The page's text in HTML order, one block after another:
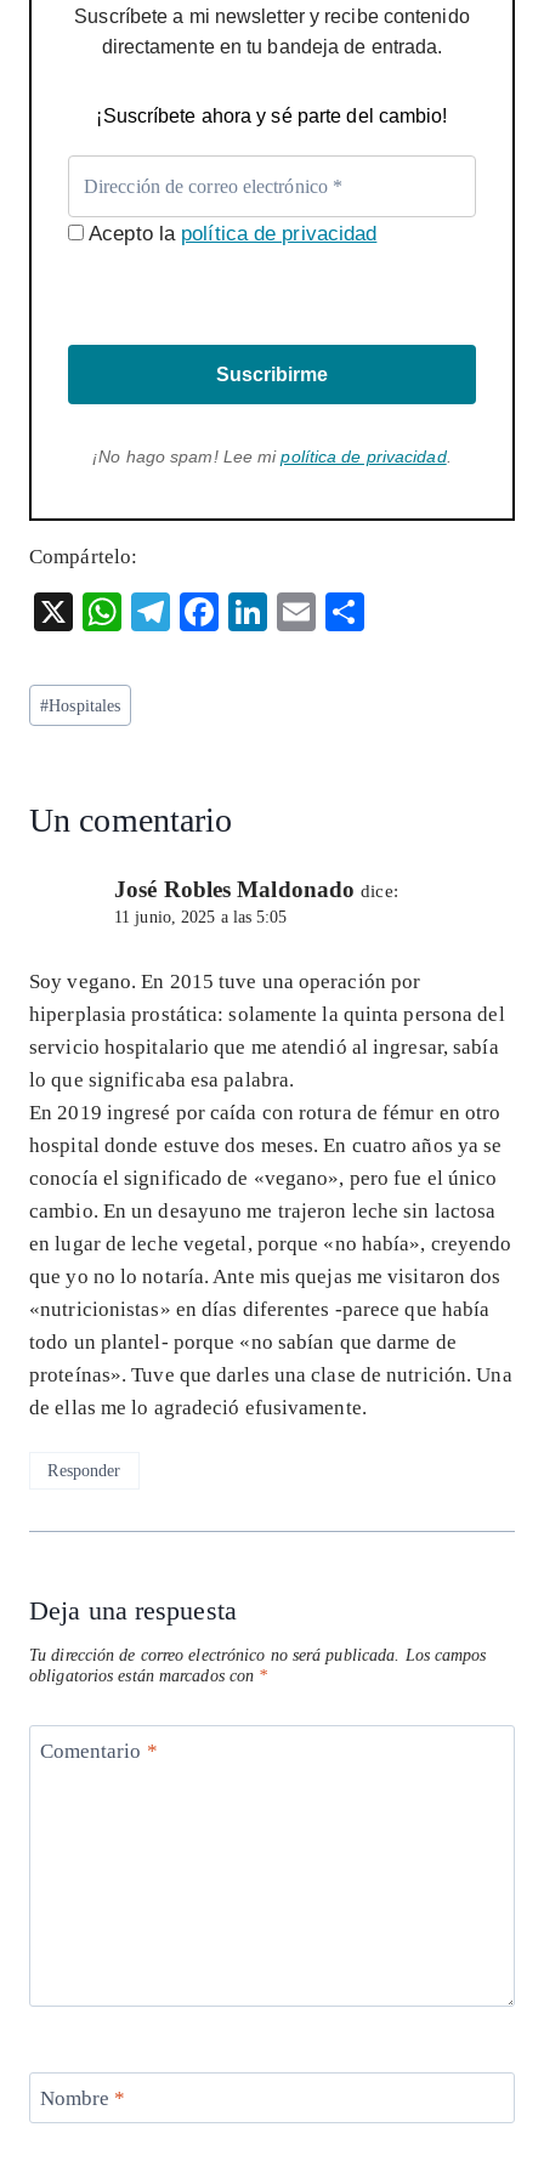
Suscríbete a mi newsletter y recibe contenido
directamente en tu bandeja de entrada.
¡Suscríbete ahora y sé parte del cambio!
Acepto la política de privacidad
Suscribirme
¡No hago spam! Lee mipolítica de privacidad.
Compártelo:
X
W
ts
A
p
T
F
k
Li E
Etiquetas
de
#Hospitales
Un comentario
José Robles Maldonado dice:
11 junio, 2025 a las 5:05
Soy vegano. En 2015 tuve una operación por
hiperplasia prostática: solamente la quinta persona del
servicio hospitalario que me atendió al ingresar, sabía
lo que significaba esa palabra.
En 2019 ingresé por caída con rotura de fémur en otro
hospital donde estuve dos meses. En cuatro años ya se
conocía el significado de «vegano», pero fue el único
cambio. En un desayuno me trajeron leche sin lactosa
en lugar de leche vegetal, porque «no había», creyendo
que yo no lo notaría. Ante mis quejas me visitaron dos
«nutricionistas» en días diferentes -parece que había
todo un plantel- porque «no sabían que darme de
proteínas». Tuve que darles una clase de nutrición. Una
de ellas me lo agradeció efusivamente.
Responder
Deja una respuesta
Tu dirección de correo electrónico no será publicada.
Los campos
obligatorios están marcados con *
Comentario *
Nombre *